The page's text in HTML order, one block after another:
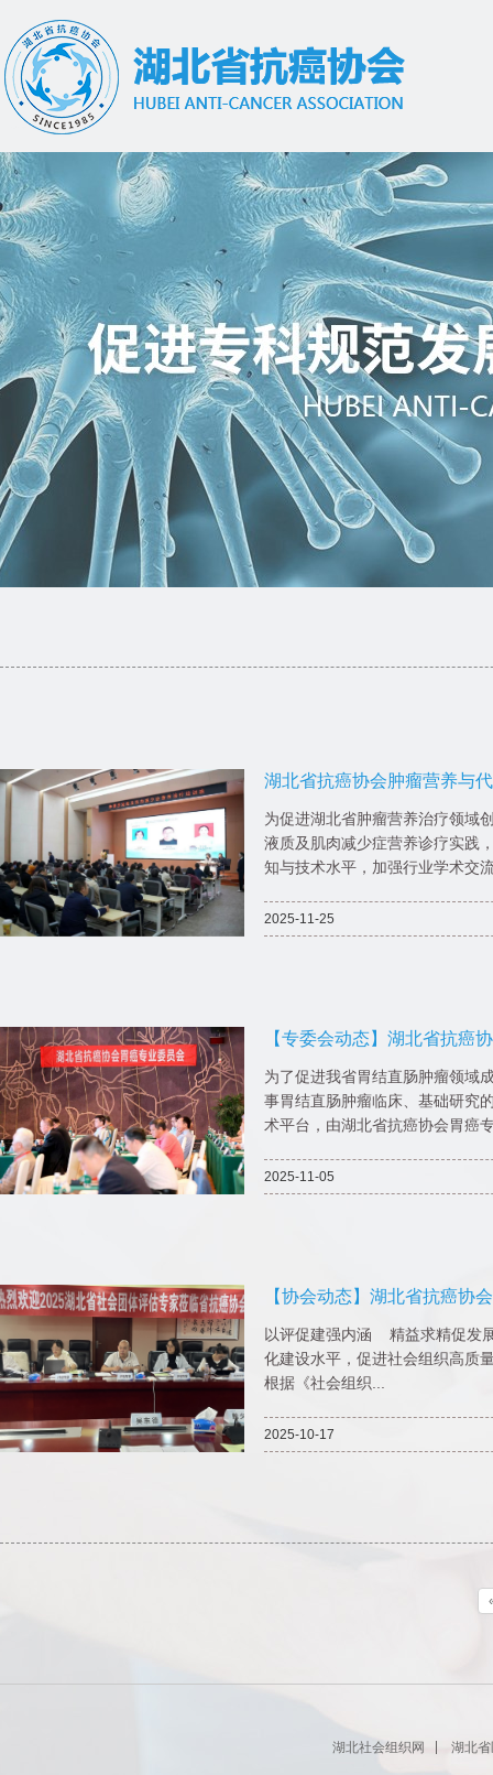
湖北省抗癌协会肿瘤营养与
为促进湖北省肿瘤营养治疗领域
液质及肌肉减少症营养诊疗实践
知与技术水平，加强行业学术交
2025-11-25
【专委会动态】湖北省抗癌
为了促进我省胃结直肠肿瘤领域
事胃结直肠肿瘤临床、基础研究
术平台，由湖北省抗癌协会胃癌
2025-11-05
【协会动态】湖北省抗癌协
以评促建强内涵 精益求精促发
化建设水平，促进社会组织高质
根据《社会组织...
2025-10-17
湖北社会组织网 湖北